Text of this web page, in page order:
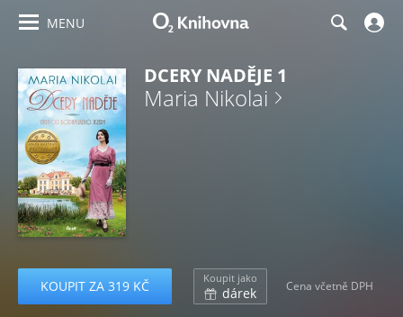
MENU
DCERY NADĚJE 1
Maria Nikolai
KOUPIT ZA 319 KČ Koupit jako
dárek Cena včetně DPH